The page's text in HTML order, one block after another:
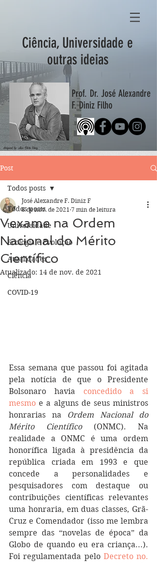
Ciência, Universidade e
outras ideias
Prof. Dr. José Alexandre
F. Diniz Filho
designed by: Ana Clara Diniz
Post
Todos posts
Universidade
Ecologia e Evolução
Atualidades
Ciência
COVID-19
Todos posts
Vexame na Ordem
Nacional do Mérito
Científico
José Alexandre F. Diniz F
6 de nov. de 2021 7 min de leitura
Atualizado: 14 de nov. de 2021
Essa semana que passou foi agitada
pela notícia de que o Presidente
Bolsonaro havia concedido a si
mesmo e a alguns de seus ministros
honrarias na
Ordem Nacional do
Mérito Científico (ONMC). Na
realidade a ONMC é uma ordem
honorífica ligada à presidência da
república criada em 1993 e que
concede a personalidades e
pesquisadores com destaque ou
contribuições científicas relevantes
uma honraria, em duas classes, Grã-
Cruz e Comendador (isso me lembra
sempre das “novelas de época” da
Globo de quando eu era criança...).
Foi regulamentada pelo Decreto no.